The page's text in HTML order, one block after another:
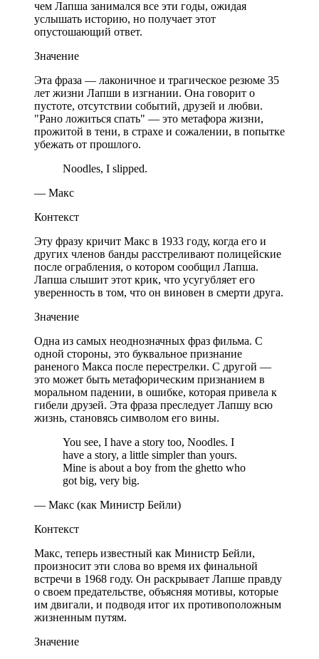
чем Лапша занимался все эти годы, ожидая
услышать историю, но получает этот
опустошающий ответ.
Значение
Эта фраза — лаконичное и трагическое резюме 35
лет жизни Лапши в изгнании. Она говорит о
пустоте, отсутствии событий, друзей и любви.
"Рано ложиться спать" — это метафора жизни,
прожитой в тени, в страхе и сожалении, в попытке
убежать от прошлого.
Noodles, I slipped.
— Макс
Контекст
Эту фразу кричит Макс в 1933 году, когда его и
других членов банды расстреливают полицейские
после ограбления, о котором сообщил Лапша.
Лапша слышит этот крик, что усугубляет его
уверенность в том, что он виновен в смерти друга.
Значение
Одна из самых неоднозначных фраз фильма. С
одной стороны, это буквальное признание
раненого Макса после перестрелки. С другой —
это может быть метафорическим признанием в
моральном падении, в ошибке, которая привела к
гибели друзей. Эта фраза преследует Лапшу всю
жизнь, становясь символом его вины.
You see, I have a story too, Noodles. I
have a story, a little simpler than yours.
Mine is about a boy from the ghetto who
got big, very big.
— Макс (как Министр Бейли)
Контекст
Макс, теперь известный как Министр Бейли,
произносит эти слова во время их финальной
встречи в 1968 году. Он раскрывает Лапше правду
о своем предательстве, объясняя мотивы, которые
им двигали, и подводя итог их противоположным
жизненным путям.
Значение